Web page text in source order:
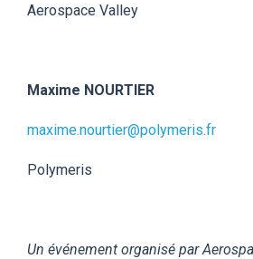
Aerospace Valley
Maxime NOURTIER
maxime.nourtier@polymeris.fr
Polymeris
Un événement organisé par